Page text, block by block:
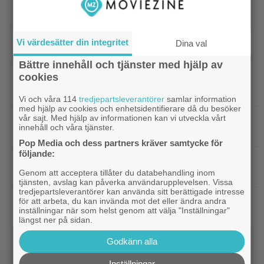
spelkaraktären ”ser ut som en penis”
Kommande filmer|Nu vet vi vem som spelar
skurken Ganondorf i ”The Legend of Zelda”
Casting|Jim Carrey klar för ny långfilm –
Casting |Från ”Heartstopper” till ”X-Men”? Kit
Connor kan bli nye Cyclops
Bioaktuellt
charmigaste komedi” – nu på bio
DC|Tidernas 30 bästa superhjältefilmer listade
– ”The Dark Knight” på plats 3
Vi värdesätter din integritet Dina val
Bättre innehåll och tjänster med hjälp av
cookies
Vi och våra 114tredjepartsleverantörer samlar information
med hjälp av cookies och enhetsidentifierare då du besöker
vår sajt. Med hjälp av informationen kan vi utveckla vårt
innehåll och våra tjänster.
Pop Media och dess partners kräver samtycke för
följande:
Genom att acceptera tillåter du databehandling inom
tjänsten, avslag kan påverka användarupplevelsen. Vissa
tredjepartsleverantörer kan använda sitt berättigade intresse
för att arbeta, du kan invända mot det eller ändra andra
inställningar när som helst genom att välja "Inställningar"
längst ner på sidan.
Godkänn alla